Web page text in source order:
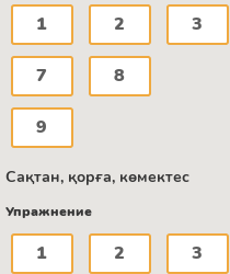
1 2 3
7 8
9
Сақтан, қорға, көмектес
Упражнение
1 2 3